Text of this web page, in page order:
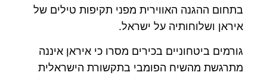
בתחום ההגנה האווירית מפני תקיפות טילים של
איראן ושלוחותיה על ישראל.
גורמים ביטחוניים בכירים מסרו כי איראן איננה
מתרגשת מהשיח הפומבי בתקשורת הישראלית